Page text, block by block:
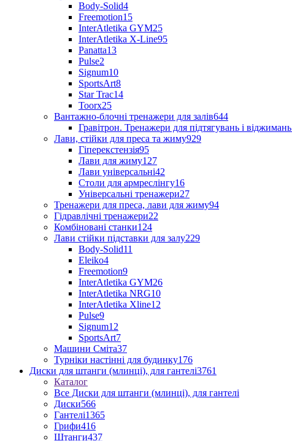
Body-Solid4
Freemotion15
InterAtletika GYM25
InterAtletika X-Line95
Panatta13
Pulse2
Signum10
SportsArt8
Star Trac14
Toorx25
Вантажно-блочні тренажери для залів644
Гравітрон. Тренажери для підтягувань і віджимань
Лави, стійки для преса та жиму929
Гіперекстензія95
Лави для жиму127
Лави універсальні42
Столи для армреслінгу16
Універсальні тренажери27
Тренажери для преса, лави для жиму94
Гідравлічні тренажери22
Комбіновані станки124
Лави стійки підставки для залу229
Body-Solid11
Eleiko4
Freemotion9
InterAtletika GYM26
InterAtletika NRG10
InterAtletika Xline12
Pulse9
Signum12
SportsArt7
Машини Сміта37
Турніки настінні для будинку176
Диски для штанги (млинці), для гантелі3761
Каталог
Все Диски для штанги (млинці), для гантелі
Диски566
Гантелі1365
Грифи416
Штанги437